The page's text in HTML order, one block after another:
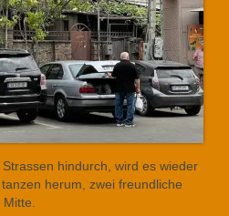
hindurch, wird es wieder
herum, zwei freundliche